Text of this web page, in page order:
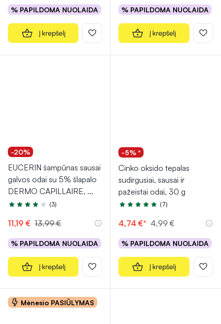
% PAPILDOMA NUOLAIDA
Į krepšelį
% PAPILDOMA NUOLAIDA
Į krepšelį
-20%
EUCERIN šampūnas sausai
galvos odai su 5% šlapalo
DERMO CAPILLAIRE, ...
Įvertinimas 4.3 iš 5
(3)
11,19 € 13,99 €
% PAPILDOMA NUOLAIDA
Į krepšelį
-5% *
Cinko oksido tepalas
sudirgusiai, sausai ir
pažeistai odai, 30 g
Įvertinimas 4.7 iš 5
(7)
4,74 €* 4,99 €
% PAPILDOMA NUOLAIDA
Į krepšelį
Mėnesio PASIŪLYMAS